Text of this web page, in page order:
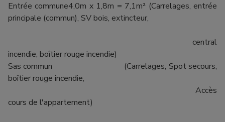
Entrée commune4,0m x 1,8m = 7,1m² (Carrelages, entrée
principale (commun), SV bois, extincteur,
central
incendie, boîtier rouge incendie)
Sas commun (Carrelages, Spot secours,
boîtier rouge incendie,
Accès
cours de l'appartement)